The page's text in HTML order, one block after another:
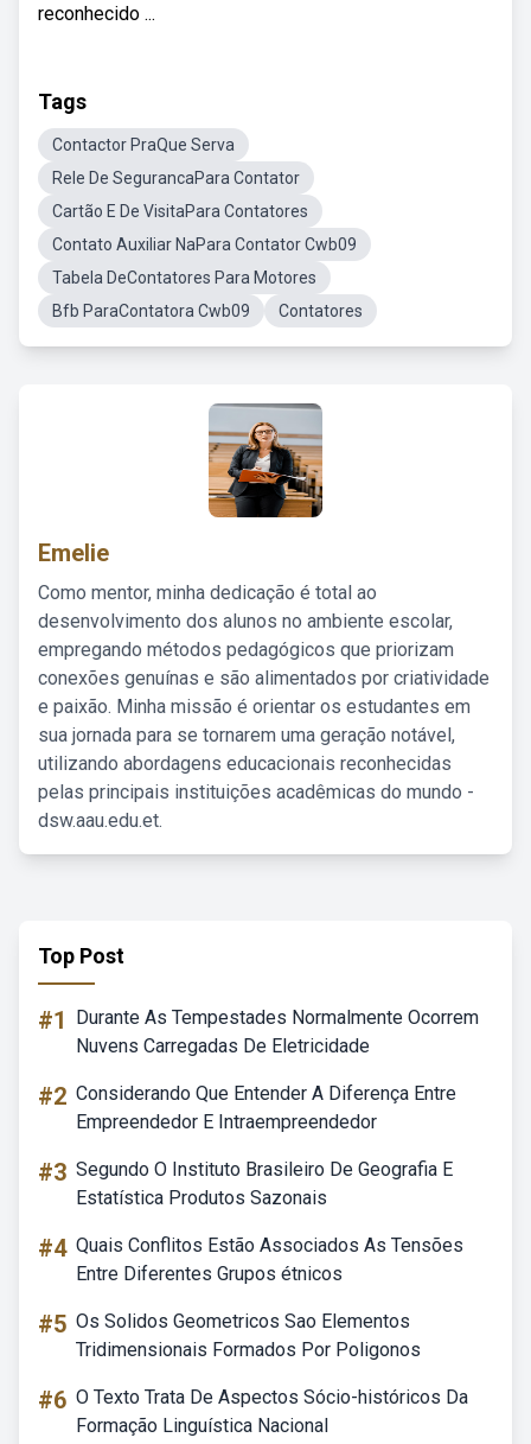
reconhecido ...
Tags
Contactor PraQue Serva
Rele De SegurancaPara Contator
Cartão E De VisitaPara Contatores
Contato Auxiliar NaPara Contator Cwb09
Tabela DeContatores Para Motores
Bfb ParaContatora Cwb09
Contatores
Emelie
Como mentor, minha dedicação é total ao
desenvolvimento dos alunos no ambiente escolar,
empregando métodos pedagógicos que priorizam
conexões genuínas e são alimentados por criatividade
e paixão. Minha missão é orientar os estudantes em
sua jornada para se tornarem uma geração notável,
utilizando abordagens educacionais reconhecidas
pelas principais instituições acadêmicas do mundo -
dsw.aau.edu.et.
Top Post
#1
Durante As Tempestades Normalmente Ocorrem
Nuvens Carregadas De Eletricidade
#2 Considerando Que Entender A Diferença Entre
Empreendedor E Intraempreendedor
#3 Segundo O Instituto Brasileiro De Geografia E
Estatística Produtos Sazonais
#4 Quais Conflitos Estão Associados As Tensões
Entre Diferentes Grupos étnicos
#5 Os Solidos Geometricos Sao Elementos
Tridimensionais Formados Por Poligonos
#6 O Texto Trata De Aspectos Sócio-históricos Da
Formação Linguística Nacional